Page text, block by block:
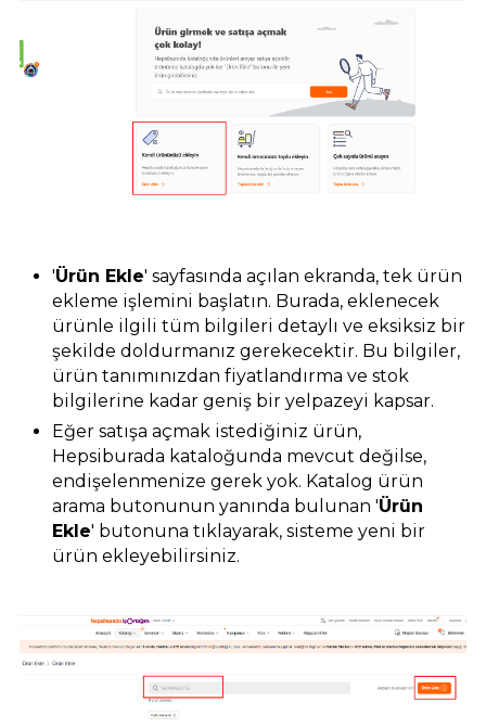
'Ürün Ekle' sayfasında açılan ekranda, tek ürün
ekleme işlemini başlatın. Burada, eklenecek
ürünle ilgili tüm bilgileri detaylı ve eksiksiz bir
şekilde doldurmanız gerekecektir. Bu bilgiler,
ürün tanımınızdan fiyatlandırma ve stok
bilgilerine kadar geniş bir yelpazeyi kapsar.
Eğer satışa açmak istediğiniz ürün,
Hepsiburada kataloğunda mevcut değilse,
endişelenmenize gerek yok. Katalog ürün
arama butonunun yanında bulunan 'Ürün
Ekle' butonuna tıklayarak, sisteme yeni bir
ürün ekleyebilirsiniz.